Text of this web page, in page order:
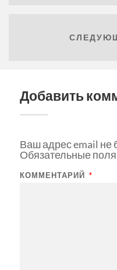
Добавить
Ваш адрес email не
Обязательные
КОММЕНТАРИЙ *